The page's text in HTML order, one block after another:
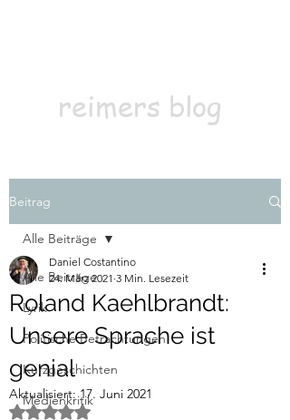
reimers blog
Beitrag
Alle Beiträge
Lyrik
Politische Betrachtungen
Kurzgeschichten
Medienkritik
Alle Beiträge
Roland Kaehlbrandt:
Unsere Sprache ist
genial
Daniel Costantino
24. März 2021 3 Min. Lesezeit
Aktualisiert:17. Juni 2021
Mit NaN von 5 Sternen bewertet.